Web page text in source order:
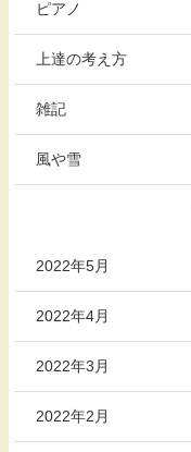
ピアノ
上達の考え方
雑記
風や雪
2022年5月
2022年4月
2022年3月
2022年2月